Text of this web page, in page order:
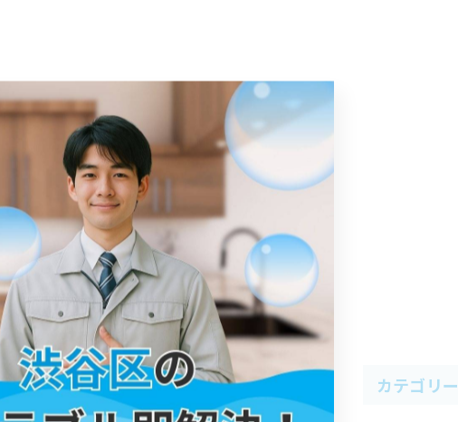
一覧に戻る
関連タグ
#高津区 #給水管 #水漏れ
カテゴリー